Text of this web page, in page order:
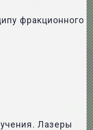
фракционного
Лазеры